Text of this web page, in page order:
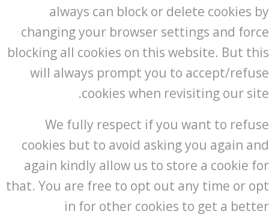
always can block or delete cookies by
changing your browser settings and force
blocking all cookies on this website. But this
will always prompt you to accept/refuse
cookies when revisiting our site.
We fully respect if you want to refuse
cookies but to avoid asking you again and
again kindly allow us to store a cookie for
that. You are free to opt out any time or opt
in for other cookies to get a better